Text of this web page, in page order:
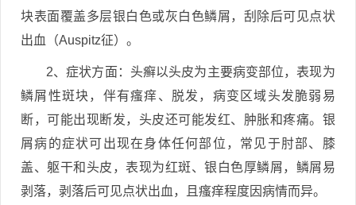
块表面覆盖多层银白色或灰白色鳞屑，刮除后可见点状
出血（Auspitz征）。
2、症状方面：头癣以头皮为主要病变部位，表现为
鳞屑性斑块，伴有瘙痒、脱发，病变区域头发脆弱易
断，可能出现断发，头皮还可能发红、肿胀和疼痛。银
屑病的症状可出现在身体任何部位，常见于肘部、膝
盖、躯干和头皮，表现为红斑、银白色厚鳞屑，鳞屑易
剥落，剥落后可见点状出血，且瘙痒程度因病情而异。